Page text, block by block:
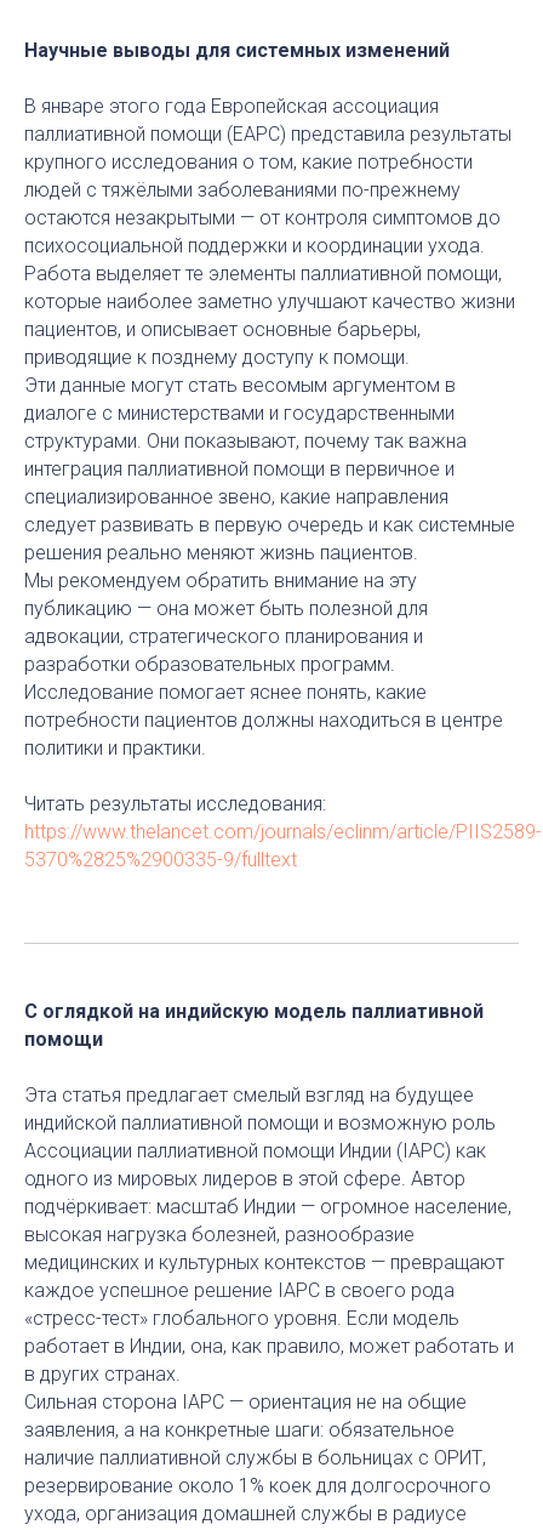
Научные выводы для системных изменений
В январе этого года Европейская ассоциация
паллиативной помощи (EAPC) представила результаты
крупного исследования о том, какие потребности
людей с тяжёлыми заболеваниями по-прежнему
остаются незакрытыми — от контроля симптомов до
психосоциальной поддержки и координации ухода.
Работа выделяет те элементы паллиативной помощи,
которые наиболее заметно улучшают качество жизни
пациентов, и описывает основные барьеры,
приводящие к позднему доступу к помощи.
Эти данные могут стать весомым аргументом в
диалоге с министерствами и государственными
структурами. Они показывают, почему так важна
интеграция паллиативной помощи в первичное и
специализированное звено, какие направления
следует развивать в первую очередь и как системные
решения реально меняют жизнь пациентов.
Мы рекомендуем обратить внимание на эту
публикацию — она может быть полезной для
адвокации, стратегического планирования и
разработки образовательных программ.
Исследование помогает яснее понять, какие
потребности пациентов должны находиться в центре
политики и практики.
Читать результаты исследования:
https://www.thelancet.com/journals/eclinm/article/PIIS2589-
5370%2825%2900335-9/fulltext
С оглядкой на индийскую модель паллиативной
помощи
Эта статья предлагает смелый взгляд на будущее
индийской паллиативной помощи и возможную роль
Ассоциации паллиативной помощи Индии (IAPC) как
одного из мировых лидеров в этой сфере. Автор
подчёркивает: масштаб Индии — огромное население,
высокая нагрузка болезней, разнообразие
медицинских и культурных контекстов — превращают
каждое успешное решение IAPC в своего рода
«стресс-тест» глобального уровня. Если модель
работает в Индии, она, как правило, может работать и
в других странах.
Сильная сторона IAPC — ориентация не на общие
заявления, а на конкретные шаги: обязательное
наличие паллиативной службы в больницах с ОРИТ,
резервирование около 1% коек для долгосрочного
ухода, организация домашней службы в радиусе